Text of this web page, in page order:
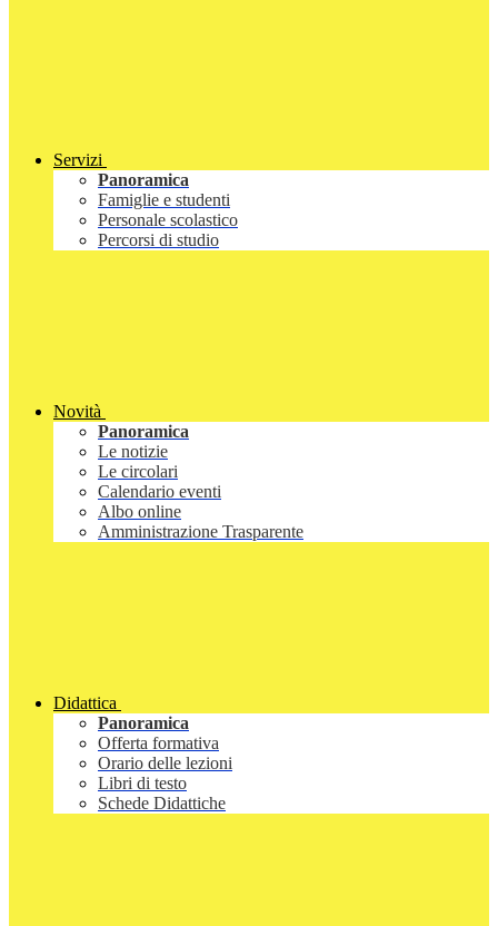
Servizi
Panoramica
Famiglie e studenti
Personale scolastico
Percorsi di studio
Novità
Panoramica
Le notizie
Le circolari
Calendario eventi
Albo online
Amministrazione Trasparente
Didattica
Panoramica
Offerta formativa
Orario delle lezioni
Libri di testo
Schede Didattiche